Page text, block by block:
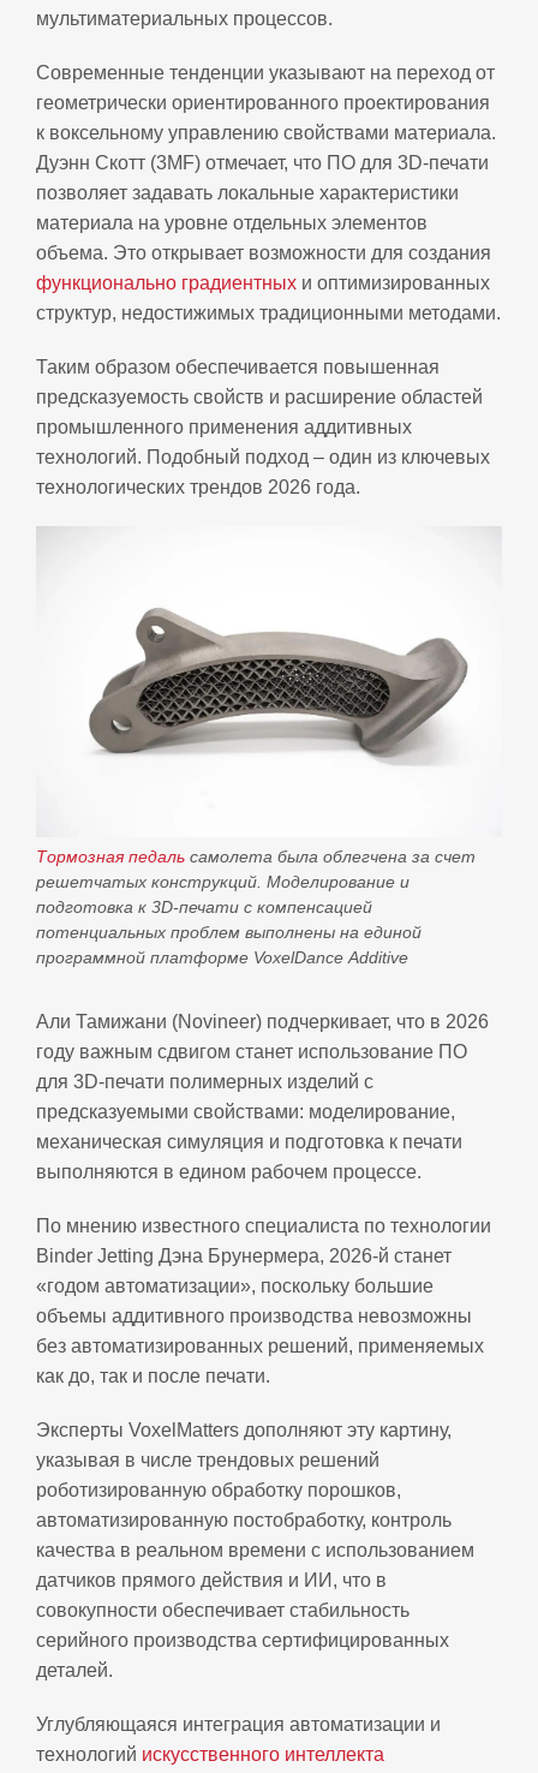
мультиматериальных процессов.
Современные тенденции указывают на переход от
геометрически ориентированного проектирования
к воксельному управлению свойствами материала.
Дуэнн Скотт (3MF) отмечает, что ПО для 3D‑печати
позволяет задавать локальные характеристики
материала на уровне отдельных элементов
объема. Это открывает возможности для создания
функционально градиентных и оптимизированных
структур, недостижимых традиционными методами.
Таким образом обеспечивается повышенная
предсказуемость свойств и расширение областей
промышленного применения аддитивных
технологий. Подобный подход – один из ключевых
технологических трендов 2026 года.
Тормозная педаль самолета была облегчена за счет
решетчатых конструкций. Моделирование и
подготовка к 3D‑печати с компенсацией
потенциальных проблем выполнены на единой
программной платформе VoxelDance Additive
Али Тамижани (Novineer) подчеркивает, что в 2026
году важным сдвигом станет использование ПО
для 3D‑печати полимерных изделий с
предсказуемыми свойствами: моделирование,
механическая симуляция и подготовка к печати
выполняются в едином рабочем процессе.
По мнению известного специалиста по технологии
Binder Jetting Дэна Брунермера, 2026-й станет
«годом автоматизации», поскольку большие
объемы аддитивного производства невозможны
без автоматизированных решений, применяемых
как до, так и после печати.
Эксперты VoxelMatters дополняют эту картину,
указывая в числе трендовых решений
роботизированную обработку порошков,
автоматизированную постобработку, контроль
качества в реальном времени с использованием
датчиков прямого действия и ИИ, что в
совокупности обеспечивает стабильность
серийного производства сертифицированных
деталей.
Углубляющаяся интеграция автоматизации и
технологий искусственного интеллекта